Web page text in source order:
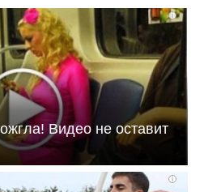
i
Видео не оставит
i